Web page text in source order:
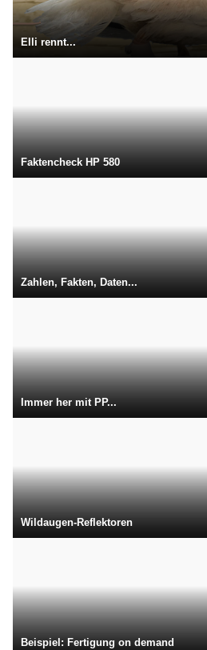
Elli rennt...
Faktencheck HP 580
Zahlen, Fakten, Daten...
Immer her mit PP...
Wildaugen-Reflektoren
Beispiel: Fertigung on demand